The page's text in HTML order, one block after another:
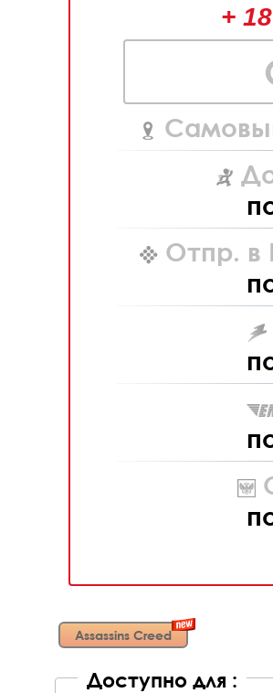
+
Отпр. в
Assassins Creed
Доступно для :